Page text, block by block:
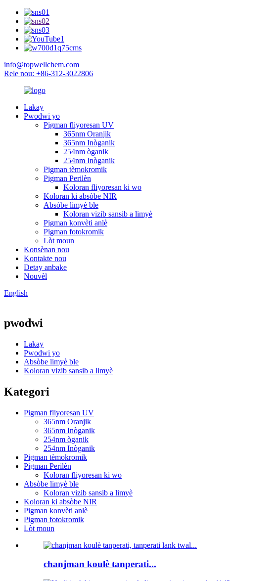
info@topwellchem.com
Rele nou: +86-312-3022806
Lakay
Pwodwi yo
Pigman fliyoresan UV
365nm Oranjik
365nm Inòganik
254nm òganik
254nm Inòganik
Pigman tèmokromik
Pigman Perilèn
Koloran fliyoresan ki wo
Koloran ki absòbe NIR
Absòbe limyè ble
Koloran vizib sansib a limyè
Pigman konvèti anlè
Pigman fotokromik
Lòt moun
Konsènan nou
Kontakte nou
Detay anbake
Nouvèl
English
pwodwi
Lakay
Pwodwi yo
Absòbe limyè ble
Koloran vizib sansib a limyè
Kategori
Pigman fliyoresan UV
365nm Oranjik
365nm Inòganik
254nm òganik
254nm Inòganik
Pigman tèmokromik
Pigman Perilèn
Koloran fliyoresan ki wo
Absòbe limyè ble
Koloran vizib sansib a limyè
Koloran ki absòbe NIR
Pigman konvèti anlè
Pigman fotokromik
Lòt moun
chanjman koulè tanperati...